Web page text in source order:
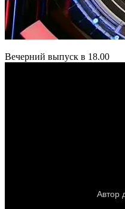
Вечерний выпуск в 18.00